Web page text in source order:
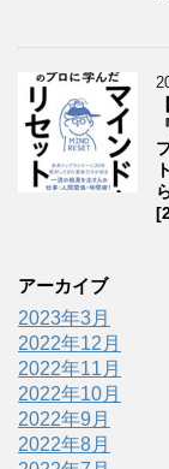
アーカイブ
2023年3月
2022年12月
2022年11月
2022年10月
2022年9月
2022年8月